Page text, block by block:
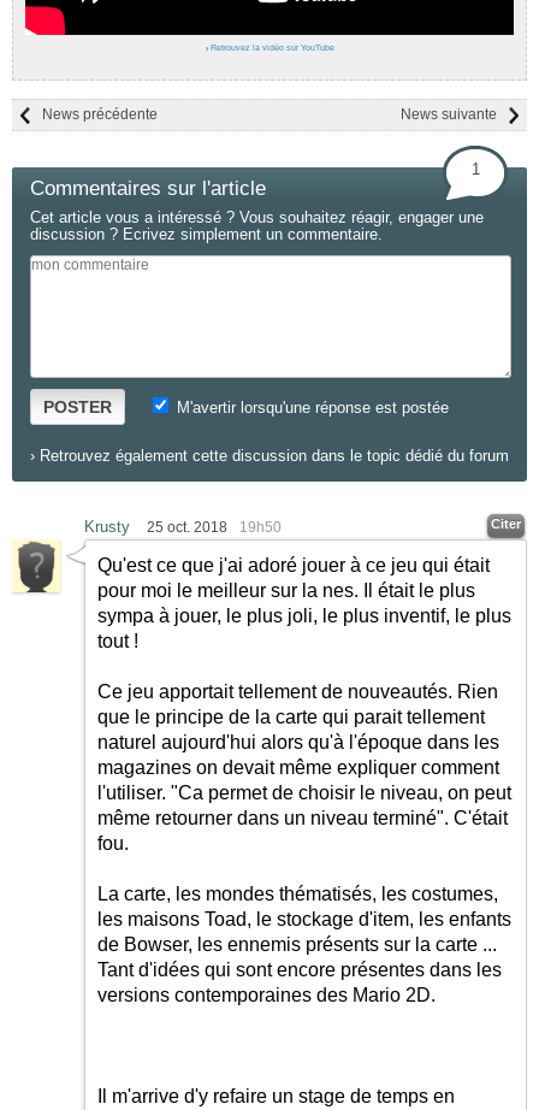
› Retrouvez la vidéo sur YouTube
News suivante
News précédente
Commentaires sur l'article
1
Cet article vous a intéressé ? Vous souhaitez réagir, engager une
discussion ? Ecrivez simplement un commentaire.
POSTER M'avertir lorsqu'une réponse est postée
› Retrouvez également cette discussion dans le topic dédié du forum
Krusty 25 oct. 2018 19h50 Citer
Qu'est ce que j'ai adoré jouer à ce jeu qui était
pour moi le meilleur sur la nes. Il était le plus
sympa à jouer, le plus joli, le plus inventif, le plus
tout !
Ce jeu apportait tellement de nouveautés. Rien
que le principe de la carte qui parait tellement
naturel aujourd'hui alors qu'à l'époque dans les
magazines on devait même expliquer comment
l'utiliser. "Ca permet de choisir le niveau, on peut
même retourner dans un niveau terminé". C'était
fou.
La carte, les mondes thématisés, les costumes,
les maisons Toad, le stockage d'item, les enfants
de Bowser, les ennemis présents sur la carte ...
Tant d'idées qui sont encore présentes dans les
versions contemporaines des Mario 2D.
Il m'arrive d'y refaire un stage de temps en